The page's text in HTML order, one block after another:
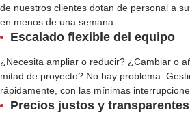
de nuestros clientes dotan de personal a
en menos de una semana.
Escalado flexible del equipo
¿Necesita ampliar o reducir? ¿Cambiar o
mitad de proyecto? No hay problema.
rápidamente, con las mínimas
Precios justos y transparentes